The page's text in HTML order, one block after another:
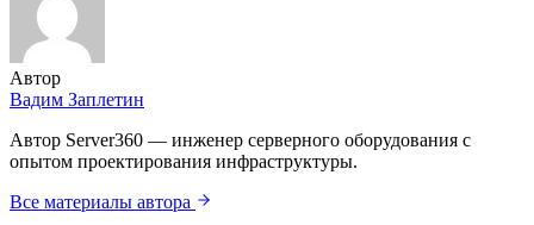
Автор
Вадим Заплетин
Автор Server360 — инженер серверного оборудования с
опытом проектирования инфраструктуры.
Все материалы автора